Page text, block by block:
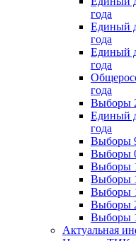
года
Единый
года
Единый
года
года
Выборы
Единый
года
Выборы
Выборы
Выборы
Выборы
Выборы
Выборы
Выборы
Актуальная